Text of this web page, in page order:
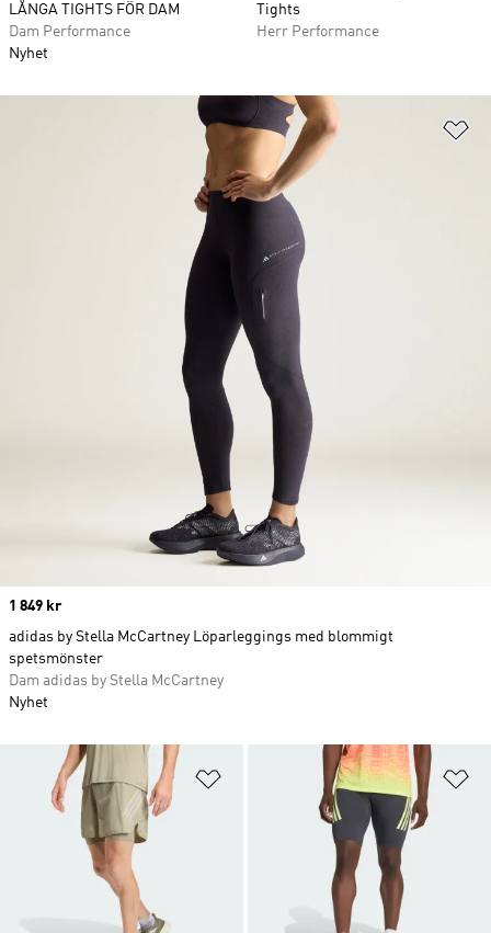
LÅNGA TIGHTS FÖR DAM
Dam Performance
Nyhet
Tights
Herr Performance
Lägg till på önskelistan
Price
1 849 kr
adidas by Stella McCartney Löparleggings med blommigt
spetsmönster
Dam adidas by Stella McCartney
Nyhet